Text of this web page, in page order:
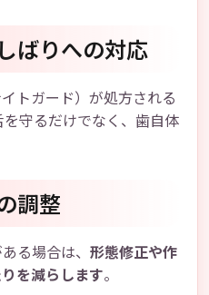
ばりへの対応
トガード）が処方される
守るだけでなく、歯自体
調整
る場合は、 形態修正や作
を減らします。